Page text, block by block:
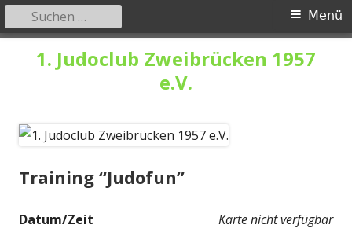
1. Judoclub Zweibrücken 1957
e.V.
Primäres
Menü
Menü
Suchen
nach:
Training “Judofun”
Karte nicht verfügbar
Datum/Zeit